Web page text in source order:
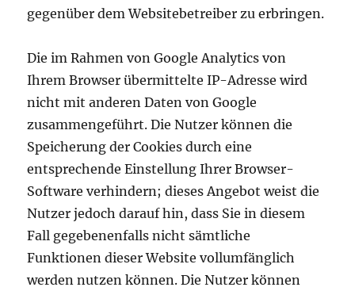
gegenüber dem Websitebetreiber zu erbringen.
Die im Rahmen von Google Analytics von
Ihrem Browser übermittelte IP-Adresse wird
nicht mit anderen Daten von Google
zusammengeführt. Die Nutzer können die
Speicherung der Cookies durch eine
entsprechende Einstellung Ihrer Browser-
Software verhindern; dieses Angebot weist die
Nutzer jedoch darauf hin, dass Sie in diesem
Fall gegebenenfalls nicht sämtliche
Funktionen dieser Website vollumfänglich
werden nutzen können. Die Nutzer können